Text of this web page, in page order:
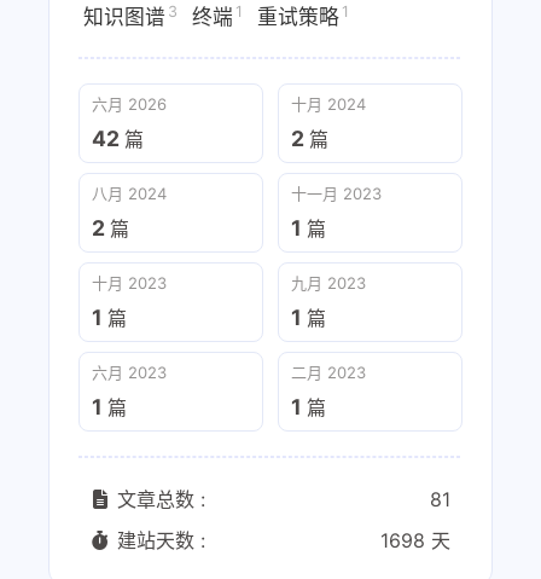
知识图谱 3 终端 1 重试策略 1
六月 2026
42 篇
十月 2024
2 篇
八月 2024
2 篇
十一月 2023
1 篇
十月 2023
1 篇
九月 2023
1 篇
六月 2023
1 篇
二月 2023
1 篇
文章总数 :
81
建站天数 :
1698 天